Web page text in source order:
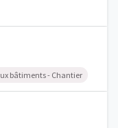
bâtiments - Chantier